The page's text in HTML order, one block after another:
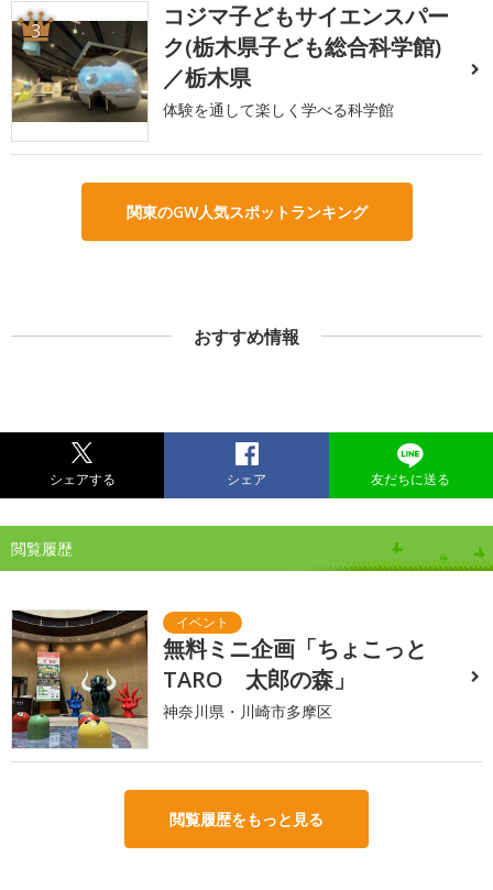
3
コジマ子どもサイエンスパー
ク(栃木県子ども総合科学館)
／栃木県
体験を通して楽しく学べる科学館
関東のGW人気スポットランキング
おすすめ情報
シェアする シェア 友だちに送る
閲覧履歴
無料ミニ企画「ちょこっと
TARO 太郎の森」
神奈川県・川崎市多摩区
閲覧履歴をもっと見る